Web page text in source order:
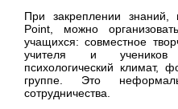
При закреплении знаний,
Point, можно
учащихся: совместное
учителя и учеников
психологический климат,
группе. Это
сотрудничества.